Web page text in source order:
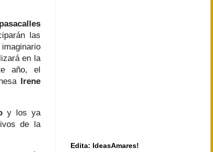
pasacalles
las
en la
año, el
Irene
y los ya
de la
Edita: IdeasAmares!